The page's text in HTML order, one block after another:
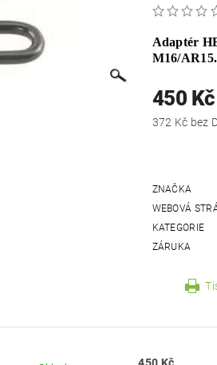
Adaptér
M16/AR15.
450 Kč
372 Kč
ZNAČKA
WEBOVÁ
KATEGORIE
ZÁRUKA